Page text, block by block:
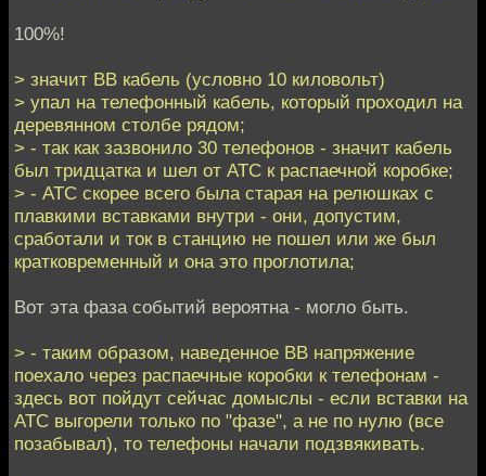
100%!
> значит ВВ кабель (условно 10 киловольт)
> упал на телефонный кабель, который проходил на
деревянном столбе рядом;
> - так как зазвонило 30 телефонов - значит кабель
был тридцатка и шел от АТС к распаечной коробке;
> - АТС скорее всего была старая на релюшках с
плавкими вставками внутри - они, допустим,
сработали и ток в станцию не пошел или же был
кратковременный и она это проглотила;
Вот эта фаза событий вероятна - могло быть.
> - таким образом, наведенное ВВ напряжение
поехало через распаечные коробки к телефонам -
здесь вот пойдут сейчас домыслы - если вставки на
АТС выгорели только по "фазе", а не по нулю (все
позабывал), то телефоны начали подзвякивать.